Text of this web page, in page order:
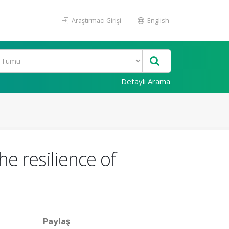
Araştırmacı Girişi English
Detaylı Arama
resilience of
Paylaş